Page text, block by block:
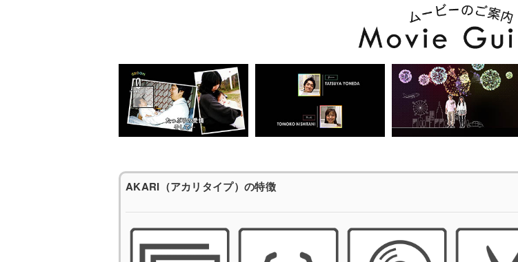
AKARI（アカリタイプ）の特徴